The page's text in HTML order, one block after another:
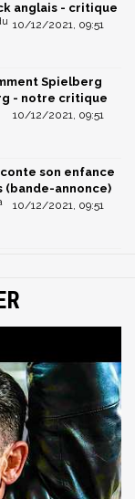
anglais - critique
10/12/2021, 09:51
Spielberg
- notre critique
10/12/2021, 09:51
son enfance
(bande-annonce)
10/12/2021, 09:51